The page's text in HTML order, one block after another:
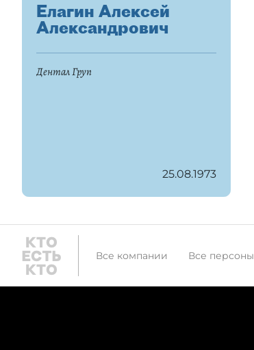
Елагин Алексей
Александрович
Дентал Груп
25.08.1973
Все компании Все персоны